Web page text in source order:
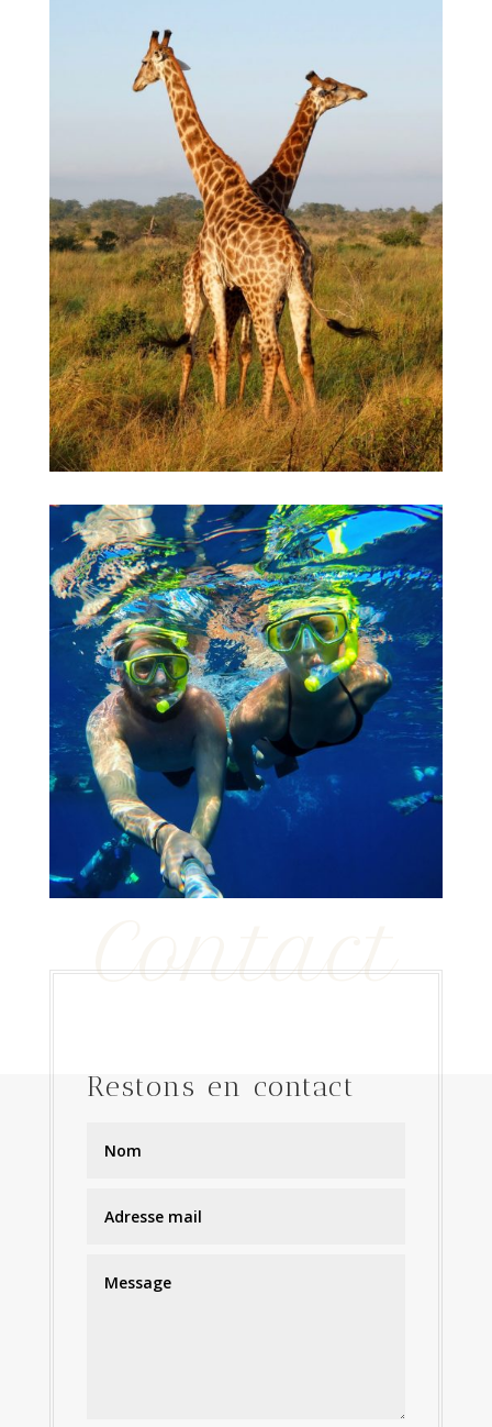
Contact
Restons en contact